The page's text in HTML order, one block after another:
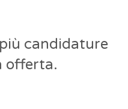
candidature
offerta.